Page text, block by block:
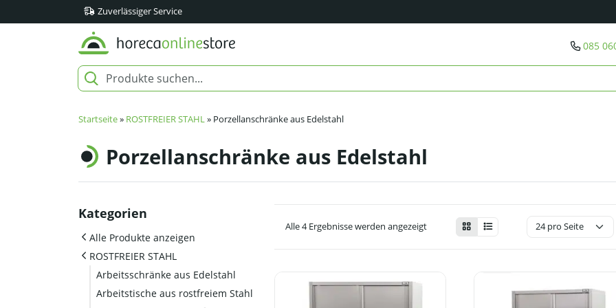
Zuverlässiger Service
085
Startseite» ROSTFREIER STAHL» Porzellanschränke aus Edelstahl
Porzellanschränke aus Edelstahl
Kategorien
Alle Produkte anzeigen
ROSTFREIER STAHL
Arbeitsschränke aus Edelstahl
Arbeitstische aus rostfreiem Stahl
Alle 4 Ergebnisse werden angezeigt